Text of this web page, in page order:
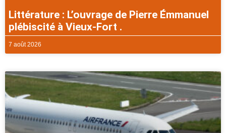
Littérature : L’ouvrage de Pierre Émmanuel
plébiscité à Vieux-Fort .
7 août 2026